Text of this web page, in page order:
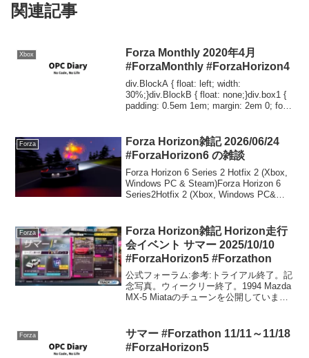
関連記事
Xbox
Forza Monthly 2020年4月
#ForzaMonthly #ForzaHorizon4
div.BlockA { float: left; width:
30%;}div.BlockB { float: none;}div.box1 {
padding: 0.5em 1em; margin: 2em 0; font-
Forza
Forza Horizon雑記 2026/06/24
#ForzaHorizon6 の雑談
Forza Horizon 6 Series 2 Hotfix 2 (Xbox,
Windows PC & Steam)Forza Horizon 6
Series2Hotfix 2 (Xbox, Windows PC&
Forza
Forza Horizon雑記 Horizon走行
会イベント サマー 2025/10/10
#ForzaHorizon5 #Forzathon
公式フォーラム:参考:トライアル終了。記
念写真。ウィークリー終了。1994 Mazda
MX-5 Miataのチューンを公開していま
Forza
サマー #Forzathon 11/11～11/18
#ForzaHorizon5